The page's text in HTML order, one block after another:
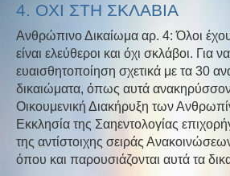
4. ΟΧΙ ΣΤΗ ΣΚΛΑΒΙΑ
Ανθρώπινο Δικαίωμα αρ. 4: Όλοι
είναι ελεύθεροι και όχι σκλάβοι. Για
ευαισθητοποίηση σχετικά με τα 30
δικαιώματα, όπως αυτά
Οικουμενική Διακήρυξη των
Εκκλησία της Σαηεντολογίας
της αντίστοιχης σειράς
όπου και παρουσιάζονται αυτά τα